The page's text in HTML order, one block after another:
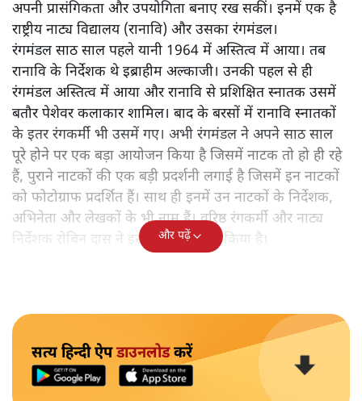
समस्या उनके लंबे समय तक प्रासंगिक और रचनात्मक बने रहने की
रही है। आकस्मिक नहीं कि सरकारी से लेकर ऐसी कई गैर-सरकारी
संस्थाएं रही हैं जो अपने वक़्त में बहुत रचनात्मक रहीं पर आगे
चलकर अपनी चमक खोती गईं। जो संस्थाएं स्वायत्त की धारणा के
तहत बनीं उनकी स्वायत्तता छीजती गईं। कई कारण रहे पर
फिलहाल यहां उसके विश्लेषण का वक्त नहीं है। अभी तो इतना
समझने की बात है कि इस दौरान कुछ ऐसी संस्थाएं भी रहीं जो
हाल के वर्षों में कुछ कारणों से हताहत अवश्य हुईं, या जिनकी
स्वायत्तता कुचलने के प्रयास भी हुए फिर भी काफी हद तक वे
अपनी प्रासंगिकता और उपयोगिता बनाए रख सकीं। इनमें एक है
राष्ट्रीय नाट्य विद्यालय (रानावि) और उसका रंगमंडल।
रंगमंडल साठ साल पहले यानी 1964 में अस्तित्व में आया। तब
के इतर रंगकर्मी भी उसमें गए। अभी रंगमंडल ने अपने साठ साल
पूरे होने पर एक बड़ा आयोजन किया है जिसमें नाटक तो हो ही रहे
हैं, पुराने नाटकों की एक बड़ी प्रदर्शनी लगाई है जिसमें इन नाटकों
को फोटोग्राफ प्रदर्शित हैं। साथ ही इनमें उन नाटकों के निर्देशक,